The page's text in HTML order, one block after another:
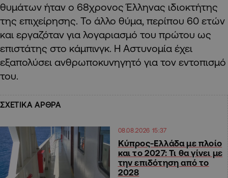
θυμάτων ήταν ο 68χρονος Έλληνας ιδιοκτήτης
της επιχείρησης. Το άλλο θύμα, περίπου 60 ετών
και εργαζόταν για λογαριασμό του πρώτου ως
επιστάτης στο κάμπινγκ. Η Αστυνομία έχει
εξαπολύσει ανθρωποκυνηγητό για τον εντοπισμό
του.
ΣΧΕΤΙΚΑ ΑΡΘΡΑ
08.08.2026 15:37
Κύπρος-Ελλάδα με πλοίο
και το 2027: Τι θα γίνει με
την επιδότηση από το
2028